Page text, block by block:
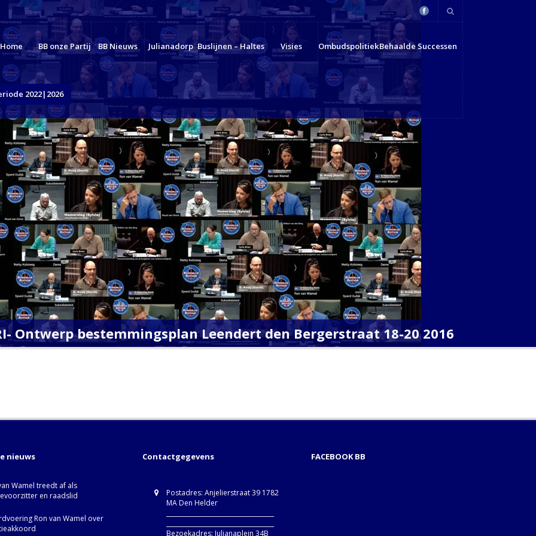
Home BB onze Partij BB Nieuws Julianadorp Buslijnen – Haltes Visies OmbudspolitiekBehaalde Successen
2022|2026
Ontwerp bestemmingsplan Leendert den Bergerstraat 18-20 2016
nieuws
Wamel treedt af als
en raadslid
Ron van Wamel over
Contactgegevens
Postadres: Anjelierstraat 39 1782
MA Den Helder
Bezoekadres: Julianaplein 34B
FACEBOOK BB